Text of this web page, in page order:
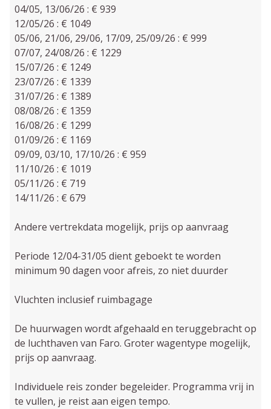
04/05, 13/06/26 : € 939
12/05/26 : € 1049
05/06, 21/06, 29/06, 17/09, 25/09/26 : € 999
07/07, 24/08/26 : € 1229
15/07/26 : € 1249
23/07/26 : € 1339
31/07/26 : € 1389
08/08/26 : € 1359
16/08/26 : € 1299
01/09/26 : € 1169
09/09, 03/10, 17/10/26 : € 959
11/10/26 : € 1019
05/11/26 : € 719
14/11/26 : € 679
Andere vertrekdata mogelijk, prijs op aanvraag
Periode 12/04-31/05 dient geboekt te worden
minimum 90 dagen voor afreis, zo niet duurder
Vluchten inclusief ruimbagage
De huurwagen wordt afgehaald en teruggebracht op
de luchthaven van Faro. Groter wagentype mogelijk,
prijs op aanvraag.
Individuele reis zonder begeleider. Programma vrij in
te vullen, je reist aan eigen tempo.